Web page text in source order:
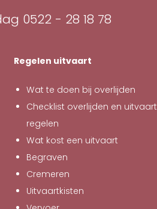
0522 - 28 18 78
Regelen uitvaart
Wat te doen bij overlijden
Checklist overlijden en uitvaart
regelen
Wat kost een uitvaart
Begraven
Cremeren
Uitvaartkisten